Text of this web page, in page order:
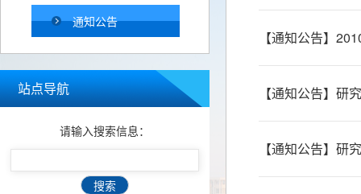
通知公告
站点导航
请输入搜索信息：
搜索
【通知公告】
【通知公告】研
【通知公告】研